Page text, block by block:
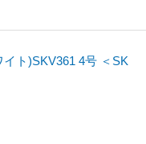
ト)SKV361 4号 ＜SK